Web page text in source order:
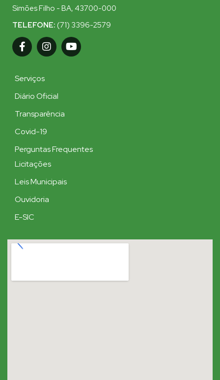
Simões Filho - BA, 43700-000
TELEFONE: (71) 3396-2579
Serviços
Diário Oficial
Transparência
Covid-19
Perguntas Frequentes
Licitações
Leis Municipais
Ouvidoria
E-SIC